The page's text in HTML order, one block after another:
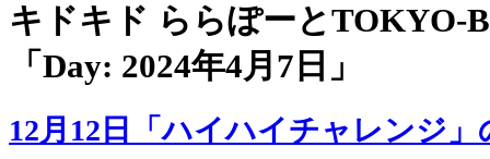
キドキド ららぽーと
「Day: 2024年4月7日 」
12月12日「ハイハイチャレンジ」